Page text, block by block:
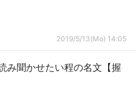
2019/5/13(Mo) 14:05
み聞かせたい程の名文【握